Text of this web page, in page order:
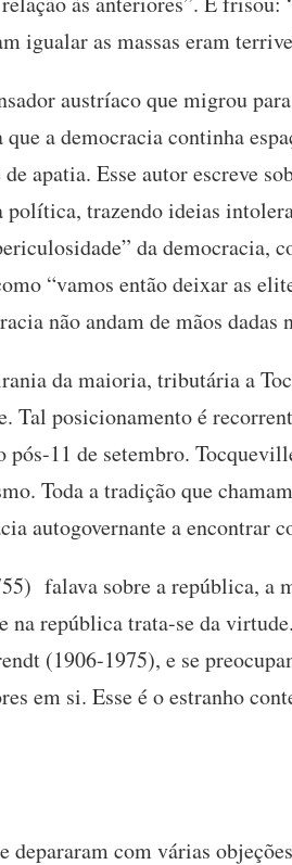
igualar as massas eram
austríaco que migrou
a democracia continha
apatia. Esse autor escreve
trazendo ideias
da democracia,
“vamos então deixar as
não andam de mãos dadas
da maioria, tributária a
Tal posicionamento é
11 de setembro.
Toda a tradição que
autogovernante a encontrar
falava sobre a república, a
na república trata-se da
(1906-1975), e se
em si. Esse é o estranho
com várias